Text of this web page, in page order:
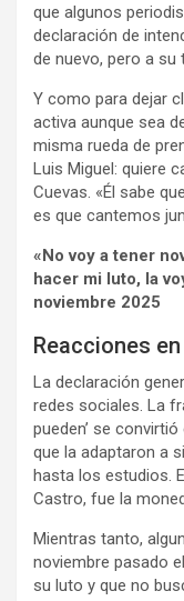
que algunos
declaración de
de nuevo, pero a
Y como para dejar
activa aunque sea
misma rueda de
Luis Miguel: quiere
Cuevas. «Él sabe
es que cantemos
«No voy a tener
hacer mi luto, la
noviembre 2025
Reacciones
La declaración
redes sociales. La
pueden’ se
que la adaptaron a
hasta los estudios.
Castro, fue la
Mientras tanto,
noviembre pasado
su luto y que no